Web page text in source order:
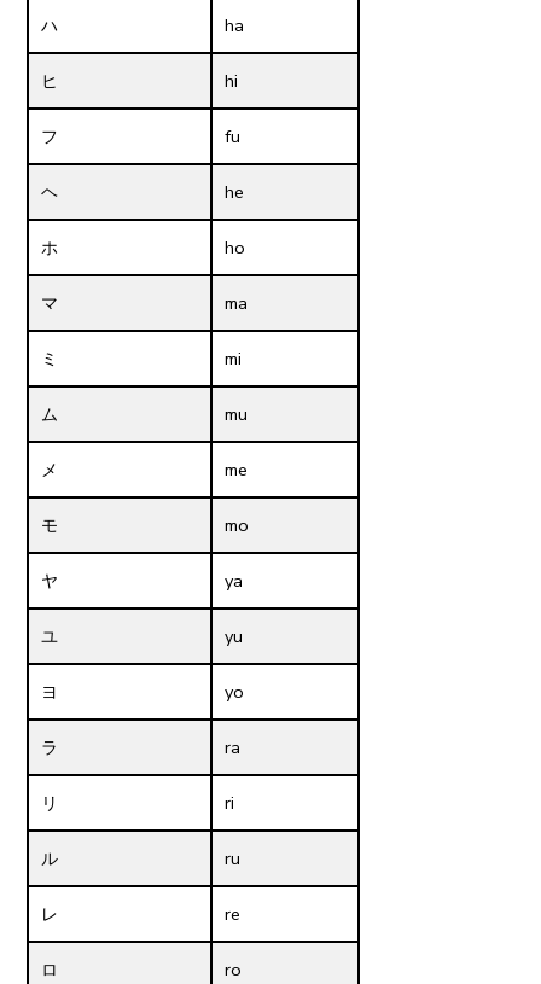
ハ ha
ヒ hi
フ fu
ヘ he
ホ ho
マ ma
ミ mi
ム mu
メ me
モ mo
ヤ ya
ユ yu
ヨ yo
ラ ra
リ ri
ル ru
レ re
ロ ro